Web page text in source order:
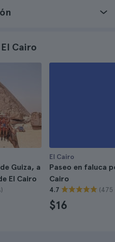
Cairo
Guiza, a
El Cairo
El Cairo
Paseo en faluca
Cairo
4.7 (475
$16